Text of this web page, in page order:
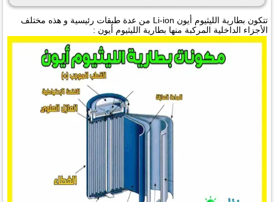
تتكون بطارية الليثيوم أيون Li-ion من عدة طبقات رئيسية و هذه مختلف
الأجزاء الداخلية المركبة منها بطارية الليثيوم أيون :